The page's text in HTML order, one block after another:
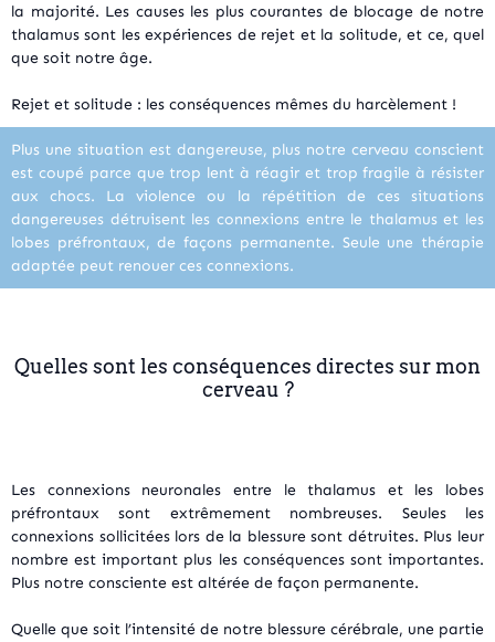
la majorité. Les causes les plus courantes de blocage de notre
thalamus sont les expériences de rejet et la solitude, et ce, quel
que soit notre âge.
Rejet et solitude : les conséquences mêmes du harcèlement !
Plus une situation est dangereuse, plus notre cerveau conscient
est coupé parce que trop lent à réagir et trop fragile à résister
aux chocs. La violence ou la répétition de ces situations
dangereuses détruisent les connexions entre le thalamus et les
lobes préfrontaux, de façons permanente. Seule une thérapie
adaptée peut renouer ces connexions.
Quelles sont les conséquences directes sur mon
cerveau ?
Les connexions neuronales entre le thalamus et les lobes
préfrontaux sont extrêmement nombreuses. Seules les
connexions sollicitées lors de la blessure sont détruites. Plus leur
nombre est important plus les conséquences sont importantes.
Plus notre consciente est altérée de façon permanente.
Quelle que soit l’intensité de notre blessure cérébrale, une partie